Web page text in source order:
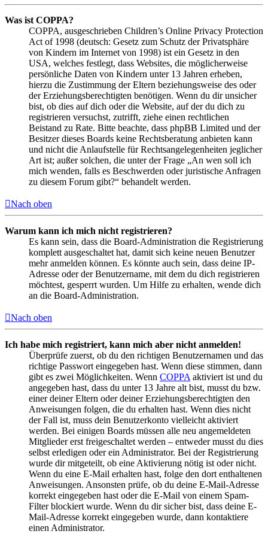
Was ist COPPA?
COPPA, ausgeschrieben Children’s Online Privacy Protection
Act of 1998 (deutsch: Gesetz zum Schutz der Privatsphäre
von Kindern im Internet von 1998) ist ein Gesetz in den
USA, welches festlegt, dass Websites, die möglicherweise
persönliche Daten von Kindern unter 13 Jahren erheben,
hierzu die Zustimmung der Eltern beziehungsweise des oder
der Erziehungsberechtigten benötigen. Wenn du dir unsicher
bist, ob dies auf dich oder die Website, auf der du dich zu
registrieren versuchst, zutrifft, ziehe einen rechtlichen
Beistand zu Rate. Bitte beachte, dass phpBB Limited und der
Besitzer dieses Boards keine Rechtsberatung anbieten kann
und nicht die Anlaufstelle für Rechtsangelegenheiten jeglicher
Art ist; außer solchen, die unter der Frage „An wen soll ich
mich wenden, falls es Beschwerden oder juristische Anfragen
zu diesem Forum gibt?“ behandelt werden.
Nach oben
Warum kann ich mich nicht registrieren?
Es kann sein, dass die Board-Administration die Registrierung
komplett ausgeschaltet hat, damit sich keine neuen Benutzer
mehr anmelden können. Es könnte auch sein, dass deine IP-
Adresse oder der Benutzername, mit dem du dich registrieren
möchtest, gesperrt wurden. Um Hilfe zu erhalten, wende dich
an die Board-Administration.
Nach oben
Ich habe mich registriert, kann mich aber nicht anmelden!
Überprüfe zuerst, ob du den richtigen Benutzernamen und das
richtige Passwort eingegeben hast. Wenn diese stimmen, dann
gibt es zwei Möglichkeiten. Wenn COPPA aktiviert ist und du
angegeben hast, dass du unter 13 Jahre alt bist, musst du bzw.
einer deiner Eltern oder deiner Erziehungsberechtigten den
Anweisungen folgen, die du erhalten hast. Wenn dies nicht
der Fall ist, muss dein Benutzerkonto vielleicht aktiviert
werden. Bei einigen Boards müssen alle neu angemeldeten
Mitglieder erst freigeschaltet werden – entweder musst du dies
selbst erledigen oder ein Administrator. Bei der Registrierung
wurde dir mitgeteilt, ob eine Aktivierung nötig ist oder nicht.
Wenn du eine E-Mail erhalten hast, folge den dort enthaltenen
Anweisungen. Ansonsten prüfe, ob du deine E-Mail-Adresse
korrekt eingegeben hast oder die E-Mail von einem Spam-
Filter blockiert wurde. Wenn du dir sicher bist, dass deine E-
Mail-Adresse korrekt eingegeben wurde, dann kontaktiere
einen Administrator.